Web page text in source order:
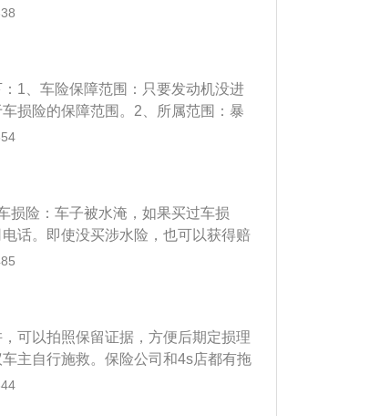
行坠落，暴风、龙卷风、雷击、雹
、抢劫、抢夺期间或由于被盗窃、抢
设备丢失。暴雨导致车辆被淹，这属
损坏是车损险的免责条款。
1、车险保障范围：只要发动机没进
损险的保障范围。2、所属范围：暴
（简称车损险）所涵盖的保险责任。
险事故而造成保险车辆受损时，保险
损险：车子被水淹，如果买过车损
话。即使没买涉水险，也可以获得赔
火就会导致发动机损坏。以下是涉
相应的水淹等级。2、涉水车水淹等
底盘，水淹等级二为积水没过车轮一
水淹等级四为积水没至发动机舱盖，
淹等级六为积水没过车顶。
可以拍照保留证据，方便后期定损理
主自行施救。保险公司和4s店都有拖
，拖车费用一般会由保险公司承担；